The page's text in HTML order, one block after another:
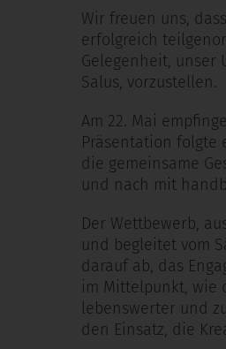
Wir freuen uns,
erfolgreich
Gelegenheit, unser
Salus, vorzustellen.
Am 22. Mai
Präsentation folgte
die gemeinsame
und nach mit
Der Wettbewerb,
und begleitet vom
darauf ab, das
im Mittelpunkt, wie
lebenswerter und
den Einsatz, die